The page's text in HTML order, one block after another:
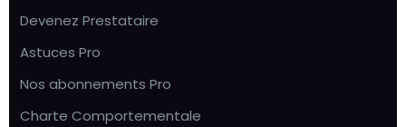
Devenez Prestataire
Astuces Pro
Nos abonnements Pro
Charte Comportementale